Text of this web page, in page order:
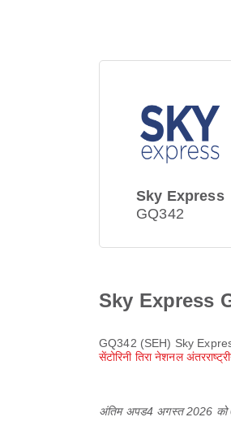
Sky Express
GQ342
Sky Express
GQ342 (SEH) Sky
सेंटोरिनी तिरा नेशनल
अंतिम अपड4 अगस्त 2026